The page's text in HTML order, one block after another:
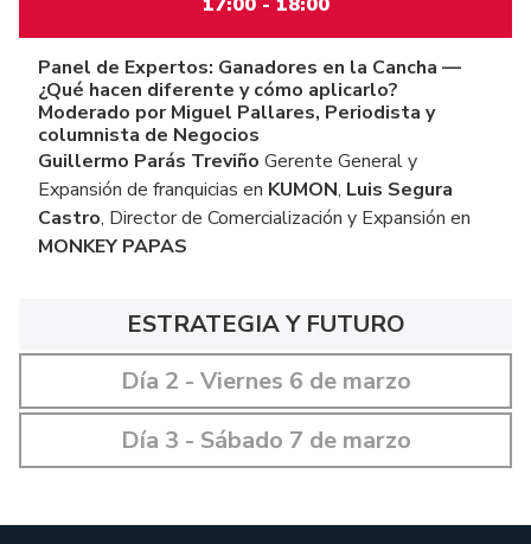
Panel de Expertos: Ganadores en la Cancha —
¿Qué hacen diferente y cómo aplicarlo?
Moderado por Miguel Pallares, Periodista y
columnista de Negocios
Guillermo Parás Treviño Gerente General y
Expansión de franquicias en KUMON, Luis Segura
Castro, Director de Comercialización y Expansión en
MONKEY PAPAS
ESTRATEGIA Y FUTURO
Día 2 - Viernes 6 de marzo
Día 3 - Sábado 7 de marzo